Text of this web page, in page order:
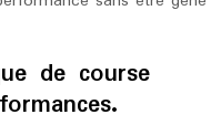
de course